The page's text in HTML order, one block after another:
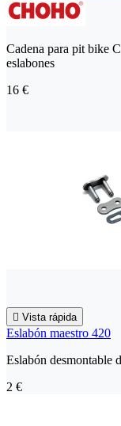
Cadena para pit bike
eslabones
16 €
 Vista rápida
Eslabón maestro 420
Eslabón desmontable
2 €